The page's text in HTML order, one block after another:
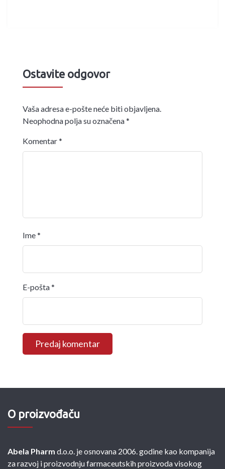
Ostavite odgovor
Vaša adresa e-pošte neće biti objavljena.
Neophodna polja su označena*
Komentar*
Ime*
E-pošta*
O proizvođaču
Abela Pharm d.o.o. je osnovana 2006. godine kao kompanija
za razvoj i proizvodnju farmaceutskih proizvoda visokog